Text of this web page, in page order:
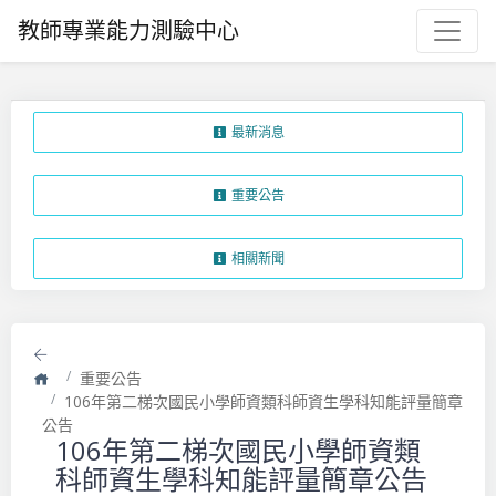
教師專業能力測驗中心
最新消息
重要公告
相關新聞
返回首頁 重要公告
106年第二梯次國民小學師資類科師資生學科知能評量簡章
公告
106年第二梯次國民小學師資類
科師資生學科知能評量簡章公告